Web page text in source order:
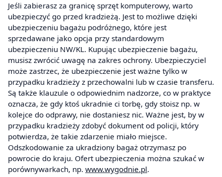
Jeśli zabierasz za granicę sprzęt komputerowy, warto
ubezpieczyć go przed kradzieżą. Jest to możliwe dzięki
ubezpieczeniu bagażu podróżnego, które jest
sprzedawane jako opcja przy standardowym
ubezpieczeniu NW/KL. Kupując ubezpieczenie bagażu,
musisz zwrócić uwagę na zakres ochrony. Ubezpieczyciel
może zastrzec, że ubezpieczenie jest ważne tylko w
przypadku kradzieży z przechowalni lub w czasie transferu.
Są także klauzule o odpowiednim nadzorze, co w praktyce
oznacza, że gdy ktoś ukradnie ci torbę, gdy stoisz np. w
kolejce do odprawy, nie dostaniesz nic. Ważne jest, by w
przypadku kradzieży zdobyć dokument od policji, który
potwierdza, że takie zdarzenie miało miejsce.
Odszkodowanie za ukradziony bagaż otrzymasz po
powrocie do kraju. Ofert ubezpieczenia można szukać w
porównywarkach, np. www.wygodnie.pl.